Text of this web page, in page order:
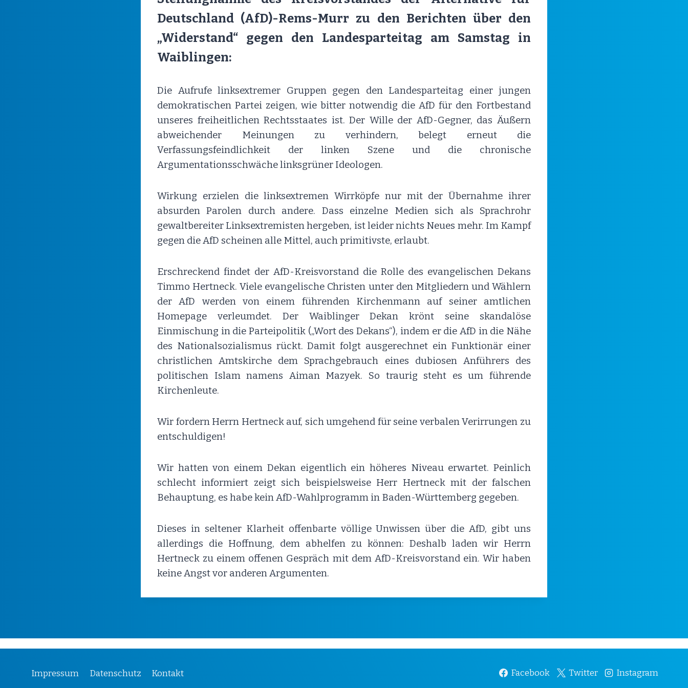
Deutschland (AfD)-Rems-Murr zu den Berichten über den
„Widerstand“ gegen den Landesparteitag am Samstag in
Waiblingen:
Die Aufrufe linksextremer Gruppen gegen den Landesparteitag einer jungen
demokratischen Partei zeigen, wie bitter notwendig die AfD für den Fortbestand
unseres freiheitlichen Rechtsstaates ist. Der Wille der AfD-Gegner, das Äußern
abweichender Meinungen zu verhindern, belegt erneut die
Verfassungsfeindlichkeit der linken Szene und die chronische
Argumentationsschwäche linksgrüner Ideologen.
Wirkung erzielen die linksextremen Wirrköpfe nur mit der Übernahme ihrer
absurden Parolen durch andere. Dass einzelne Medien sich als Sprachrohr
gewaltbereiter Linksextremisten hergeben, ist leider nichts Neues mehr. Im Kampf
gegen die AfD scheinen alle Mittel, auch primitivste, erlaubt.
Erschreckend findet der AfD-Kreisvorstand die Rolle des evangelischen Dekans
Timmo Hertneck. Viele evangelische Christen unter den Mitgliedern und Wählern
der AfD werden von einem führenden Kirchenmann auf seiner amtlichen
Homepage verleumdet. Der Waiblinger Dekan krönt seine skandalöse
Einmischung in die Parteipolitik („Wort des Dekans“), indem er die AfD in die Nähe
des Nationalsozialismus rückt. Damit folgt ausgerechnet ein Funktionär einer
christlichen Amtskirche dem Sprachgebrauch eines dubiosen Anführers des
politischen Islam namens Aiman Mazyek. So traurig steht es um führende
Kirchenleute.
Wir fordern Herrn Hertneck auf, sich umgehend für seine verbalen Verirrungen zu
entschuldigen!
Wir hatten von einem Dekan eigentlich ein höheres Niveau erwartet. Peinlich
schlecht informiert zeigt sich beispielsweise Herr Hertneck mit der falschen
Behauptung, es habe kein AfD-Wahlprogramm in Baden-Württemberg gegeben.
Dieses in seltener Klarheit offenbarte völlige Unwissen über die AfD, gibt uns
allerdings die Hoffnung, dem abhelfen zu können: Deshalb laden wir Herrn
Hertneck zu einem offenen Gespräch mit dem AfD-Kreisvorstand ein. Wir haben
keine Angst vor anderen Argumenten.
Impressum Datenschutz Kontakt Facebook Twitter Instagram